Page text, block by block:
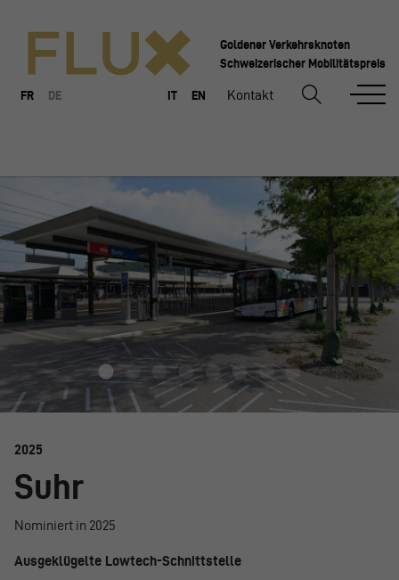
Goldener Verkehrsknoten
Schweizerischer Mobilitätspreis
FR DE IT EN Kontakt
2025
Suhr
Nominiert in 2025
Ausgeklügelte Lowtech-Schnittstelle